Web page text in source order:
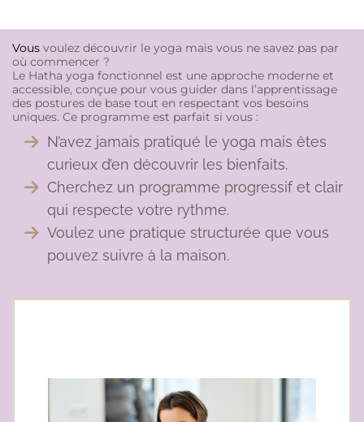
Vous voulez découvrir le yoga mais vous ne savez pas par
où commencer ?
Le Hatha yoga fonctionnel est une approche moderne et
accessible, conçue pour vous guider dans l’apprentissage
des postures de base tout en respectant vos besoins
uniques. Ce programme est parfait si vous :
N’avez jamais pratiqué le yoga mais êtes
curieux d’en découvrir les bienfaits.
Cherchez un programme progressif et clair
qui respecte votre rythme.
Voulez une pratique structurée que vous
pouvez suivre à la maison.